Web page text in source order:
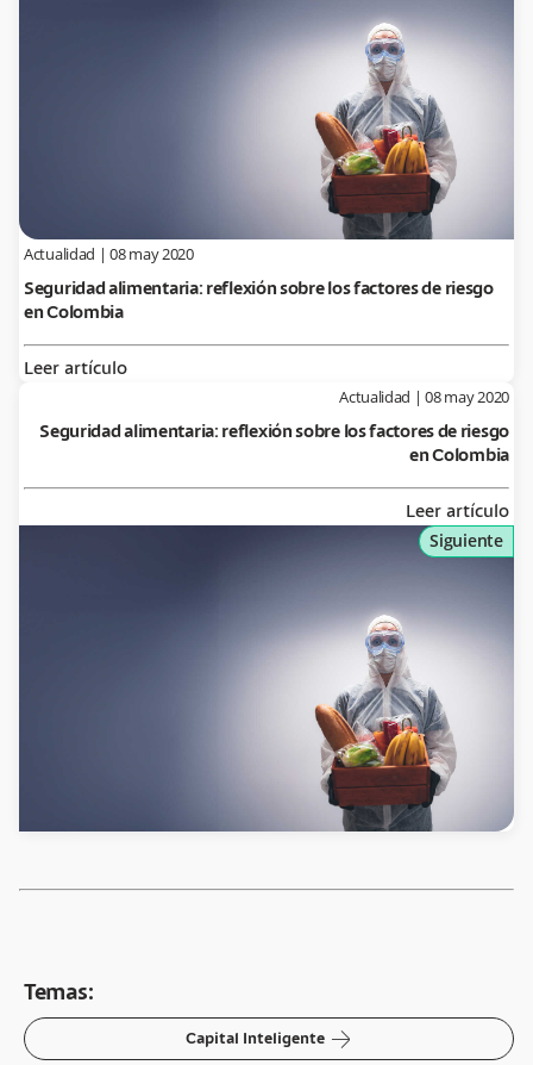
Actualidad |08 may 2020
Seguridad alimentaria: reflexión sobre los factores de riesgo
en Colombia
Leer artículo
Siguiente
Actualidad |08 may 2020
Seguridad alimentaria: reflexión sobre los factores de riesgo
en Colombia
Leer artículo
Temas:
Capital Inteligente arrow-right